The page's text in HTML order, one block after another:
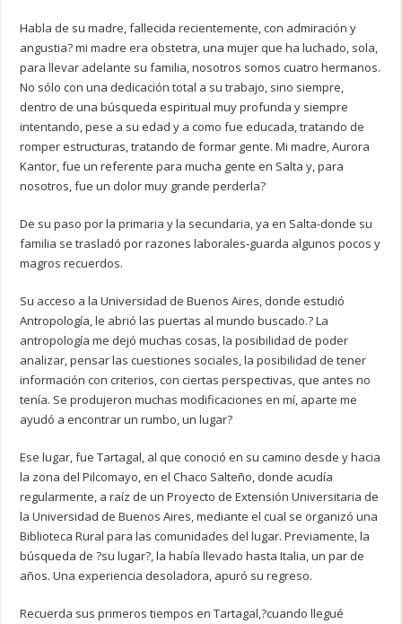
Habla de su madre, fallecida recientemente, con admiración y
angustia? mi madre era obstetra, una mujer que ha luchado, sola,
para llevar adelante su familia, nosotros somos cuatro hermanos.
No sólo con una dedicación total a su trabajo, sino siempre,
dentro de una búsqueda espiritual muy profunda y siempre
intentando, pese a su edad y a como fue educada, tratando de
romper estructuras, tratando de formar gente. Mi madre, Aurora
Kantor, fue un referente para mucha gente en Salta y, para
nosotros, fue un dolor muy grande perderla?
De su paso por la primaria y la secundaria, ya en Salta-donde su
familia se trasladó por razones laborales-guarda algunos pocos y
magros recuerdos.
Su acceso a la Universidad de Buenos Aires, donde estudió
Antropología, le abrió las puertas al mundo buscado.? La
antropología me dejó muchas cosas, la posibilidad de poder
analizar, pensar las cuestiones sociales, la posibilidad de tener
información con criterios, con ciertas perspectivas, que antes no
tenía. Se produjeron muchas modificaciones en mí, aparte me
ayudó a encontrar un rumbo, un lugar?
Ese lugar, fue Tartagal, al que conoció en su camino desde y hacia
la zona del Pilcomayo, en el Chaco Salteño, donde acudía
regularmente, a raíz de un Proyecto de Extensión Universitaria de
la Universidad de Buenos Aires, mediante el cual se organizó una
Biblioteca Rural para las comunidades del lugar. Previamente, la
búsqueda de ?su lugar?, la había llevado hasta Italia, un par de
años. Una experiencia desoladora, apuró su regreso.
Recuerda sus primeros tiempos en Tartagal,?cuando llegué